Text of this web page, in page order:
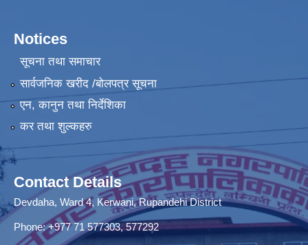
Notices
सूचना तथा समाचार
सार्वजनिक खरीद /बोलपत्र सूचना
एन, कानुन तथा निर्देशिका
कर तथा शुल्कहरु
Contact Details
Devdaha, Ward 4, Kerwani, Rupandehi District
Phone: +977 71 577303, 577292